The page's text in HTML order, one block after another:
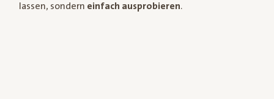
lassen, sondern einfach ausprobieren.